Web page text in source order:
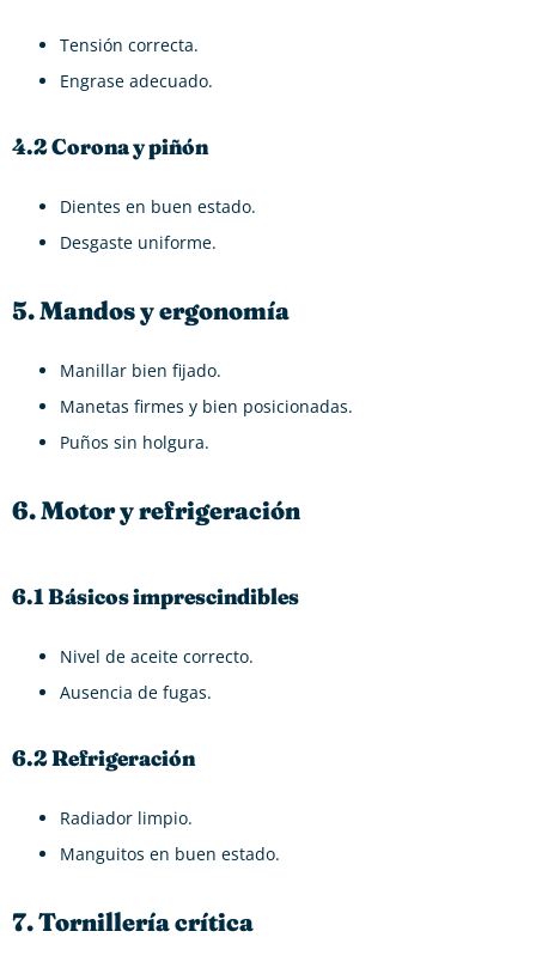
Tensión correcta.
Engrase adecuado.
4.2 Corona y piñón
Dientes en buen estado.
Desgaste uniforme.
5. Mandos y ergonomía
Manillar bien fijado.
Manetas firmes y bien posicionadas.
Puños sin holgura.
6. Motor y refrigeración
6.1 Básicos imprescindibles
Nivel de aceite correcto.
Ausencia de fugas.
6.2 Refrigeración
Radiador limpio.
Manguitos en buen estado.
7. Tornillería crítica